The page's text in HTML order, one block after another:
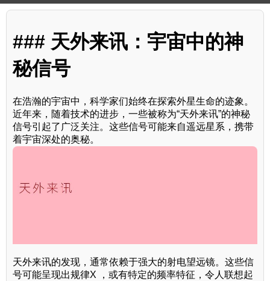
### 天外来讯：宇宙中的神
秘信号
在浩瀚的宇宙中，科学家们始终在探索外星生命的迹象。
近年来，随着技术的进步，一些被称为“天外来讯”的神秘
信号引起了广泛关注。这些信号可能来自遥远星系，携带
着宇宙深处的奥秘。
天外来讯的发现，通常依赖于强大的射电望远镜。这些信
号可能呈现出规律X ，或有特定的频率特征，令人联想起